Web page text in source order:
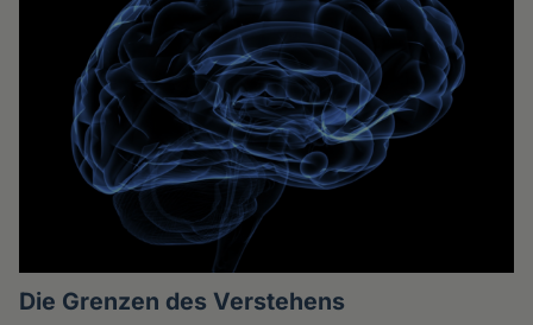
Die Grenzen des Verstehens